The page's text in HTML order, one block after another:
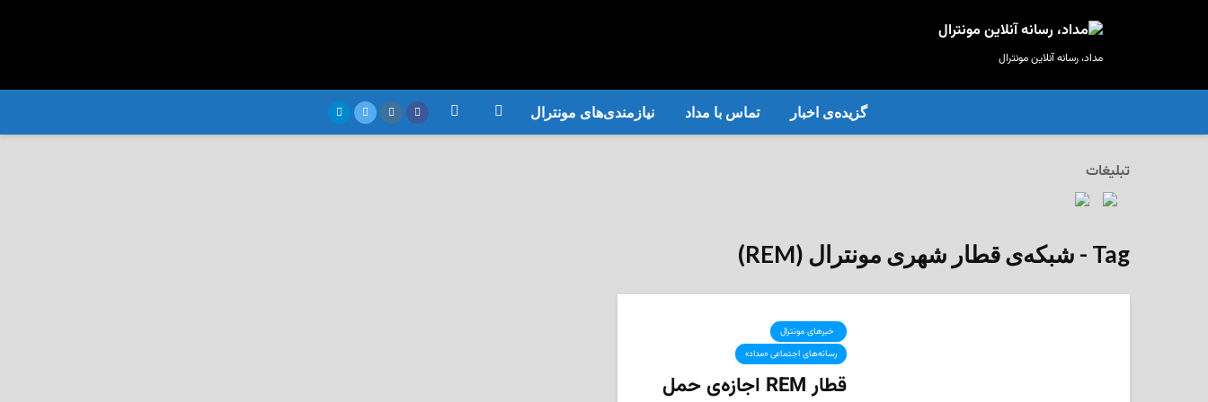
مداد، رسانه آنلاین مونترال
گزیده‌ی‌ اخبار تماس با مداد نیازمندی‌های مونترال
تبلیغات
Tag - شبکه‌ی قطار شهری مونترال (REM)
‌ خبرهای مونترال
رسانه‌های اجتماعی «مداد»
قطار REM اجازه‌ی حمل